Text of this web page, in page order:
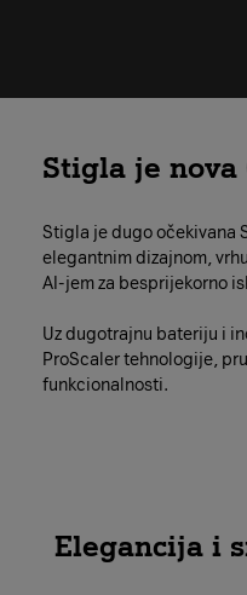
Stigla je nova
Stigla je dugo očekivana
elegantnim dizajnom,
AI-jem za besprijekorno
Uz dugotrajnu bateriju i
ProScaler tehnologije,
funkcionalnosti.
Elegancija i